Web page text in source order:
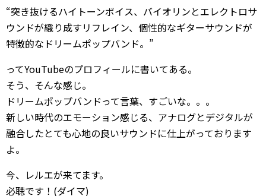
“突き抜けるハイトーンボイス、バイオリンとエレクトロサ
ウンドが織り成すリフレイン、個性的なギターサウンドが
特徴的なドリームポップバンド。”
ってYouTubeのプロフィールに書いてある。
そう、そんな感じ。
ドリームポップバンドって言葉、すごいな。。。
新しい時代のエモーション感じる、アナログとデジタルが
融合したとても心地の良いサウンドに仕上がっております
よ。
今、レルエが来てます。
必聴です！(ダイマ)